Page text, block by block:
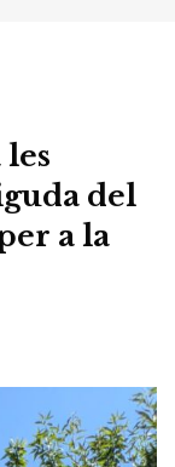
les
del
a la